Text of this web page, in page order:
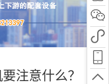
注意什么？